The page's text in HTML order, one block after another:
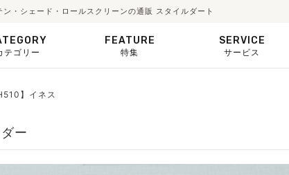
・シェード・ロールスクリーンの通販 スタイルダート
テゴリー
FEATURE
特集
SERVICE
サービス
】イネス
ー